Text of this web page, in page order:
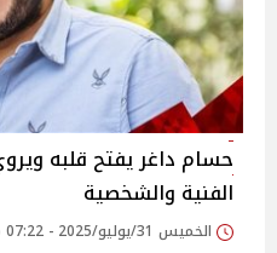
حسام داغر يفتح قلبه
الفنية والشخصية‎
الخميس 31/يوليو/2025 - 07:22 م